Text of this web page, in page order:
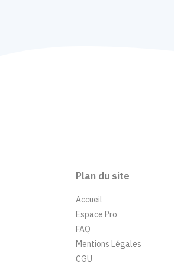
Plan du site
Accueil
Espace Pro
FAQ
Mentions Légales
CGU